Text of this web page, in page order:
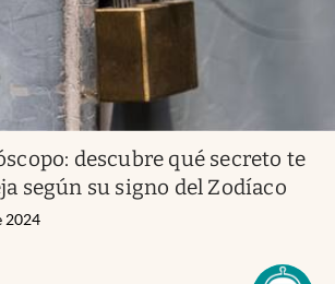
descubre qué secreto te
según su signo del Zodíaco
2024